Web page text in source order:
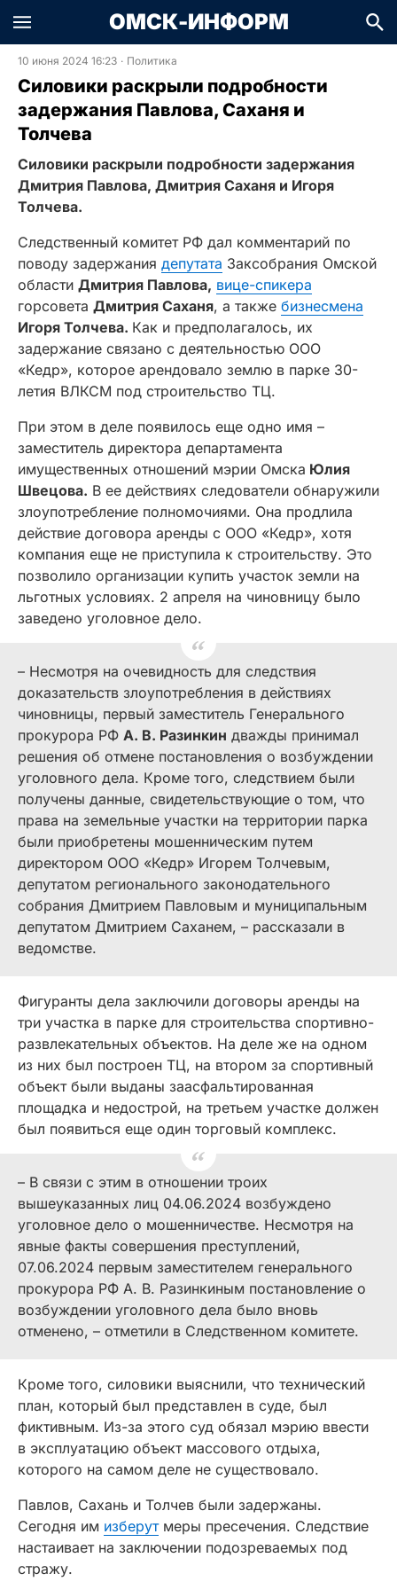
ОМСК-ИНФОРМ
10 июня 2024 16:23 · Политика
Силовики раскрыли подробности
задержания Павлова, Саханя и
Толчева
Силовики раскрыли подробности задержания
Дмитрия Павлова, Дмитрия Саханя и Игоря
Толчева.
Следственный комитет РФ дал комментарий по
поводу задержания депутата Заксобрания Омской
области Дмитрия Павлова, вице-спикера
горсовета Дмитрия Саханя, а также бизнесмена
Игоря Толчева. Как и предполагалось, их
задержание связано с деятельностью ООО
«Кедр», которое арендовало землю в парке 30-
летия ВЛКСМ под строительство ТЦ.
При этом в деле появилось еще одно имя –
заместитель директора департамента
имущественных отношений мэрии Омска Юлия
Швецова. В ее действиях следователи обнаружили
злоупотребление полномочиями. Она продлила
действие договора аренды с ООО «Кедр», хотя
компания еще не приступила к строительству. Это
позволило организации купить участок земли на
льготных условиях. 2 апреля на чиновницу было
заведено уголовное дело.
– Несмотря на очевидность для следствия
доказательств злоупотребления в действиях
чиновницы, первый заместитель Генерального
прокурора РФ А. В. Разинкин дважды принимал
решения об отмене постановления о возбуждении
уголовного дела. Кроме того, следствием были
получены данные, свидетельствующие о том, что
права на земельные участки на территории парка
были приобретены мошенническим путем
директором ООО «Кедр» Игорем Толчевым,
депутатом регионального законодательного
собрания Дмитрием Павловым и муниципальным
депутатом Дмитрием Саханем, – рассказали в
ведомстве.
Фигуранты дела заключили договоры аренды на
три участка в парке для строительства спортивно-
развлекательных объектов. На деле же на одном
из них был построен ТЦ, на втором за спортивный
объект были выданы заасфальтированная
площадка и недострой, на третьем участке должен
был появиться еще один торговый комплекс.
– В связи с этим в отношении троих
вышеуказанных лиц 04.06.2024 возбуждено
уголовное дело о мошенничестве. Несмотря на
явные факты совершения преступлений,
07.06.2024 первым заместителем генерального
прокурора РФ А. В. Разинкиным постановление о
возбуждении уголовного дела было вновь
отменено, – отметили в Следственном комитете.
Кроме того, силовики выяснили, что технический
план, который был представлен в суде, был
фиктивным. Из-за этого суд обязал мэрию ввести
в эксплуатацию объект массового отдыха,
которого на самом деле не существовало.
Павлов, Сахань и Толчев были задержаны.
Сегодня им изберутмеры пресечения. Следствие
настаивает на заключении подозреваемых под
стражу.